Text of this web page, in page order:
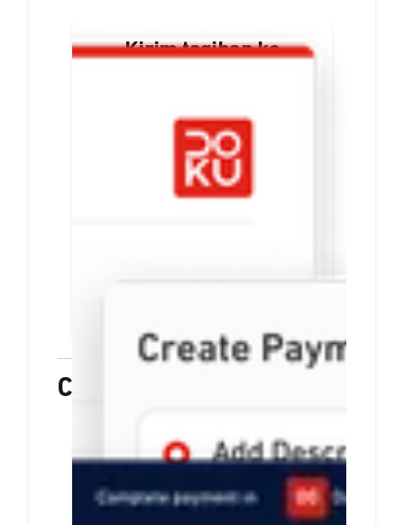
Kirim tagihan ke
link pembayaran
Tiap payment link berisi info
pesanan dan rincian harga
Mudah dibuat. Anda bisa
Checkout
Hanya sekali integrasi,
sediakan beragam